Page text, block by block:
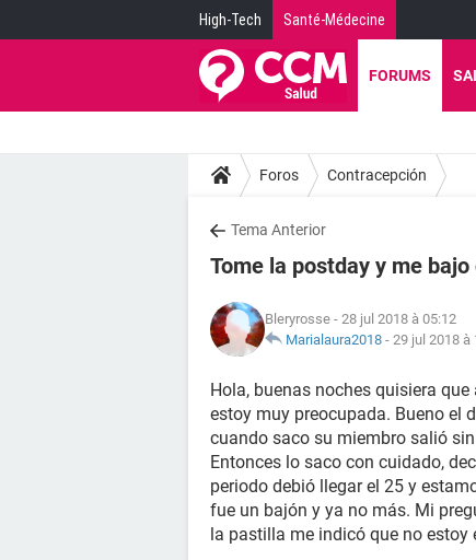
High-Tech Santé-Médecine
FORUMS
Foros Contracepción
Tema Anterior
Tome la postday y me
Bleryrosse - 28 jul 2018 à 05:12
Marialaura2018 - 29 jul 2018 à
Hola, buenas noches quisiera
estoy muy preocupada. Bueno el
cuando saco su miembro salió
Entonces lo saco con cuidado,
periodo debió llegar el 25 y
fue un bajón y ya no más. Mi
la pastilla me indicó que no estoy